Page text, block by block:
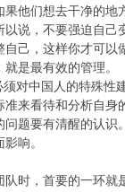
果他们想去干净的
说，不要强迫自己
己，这样你才可
是最有效的管理。
对中国人的特殊
来看待和分析自
问题要有清醒的认
响。
时，首要的一环就